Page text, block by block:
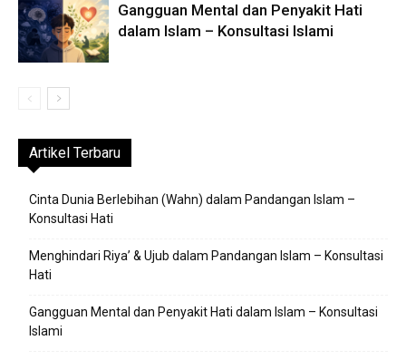
Gangguan Mental dan Penyakit Hati
dalam Islam – Konsultasi Islami
Artikel Terbaru
Cinta Dunia Berlebihan (Wahn) dalam Pandangan Islam –
Konsultasi Hati
Menghindari Riya’ & Ujub dalam Pandangan Islam – Konsultasi
Hati
Gangguan Mental dan Penyakit Hati dalam Islam – Konsultasi
Islami